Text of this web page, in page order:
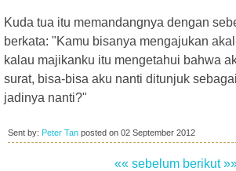
Kuda tua itu memandangnya dengan
berkata: "Kamu bisanya mengajukan
kalau majikanku itu mengetahui bahwa
surat, bisa-bisa aku nanti ditunjuk
jadinya nanti?"
Sent by: Peter Tan posted on 02 September 2012
«« sebelum berikut